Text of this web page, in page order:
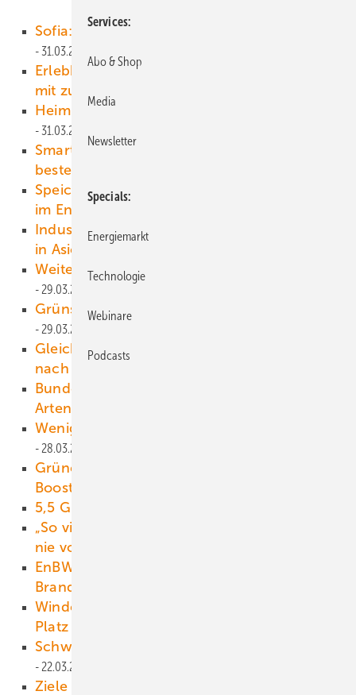
Sofia: erster Rekordturbinen-Park?
31.03.2021
Erlebbare Innovationen – wir nehmen Sie
mit zur Industriemesse!
Heimisches Heizen mit Brennstoffzelle
31.03.2021
Smart Living und Autarkie – wer hat die
besten Lösungen?
Speicherverband fordert Nachbesserungen
im Energiewirtschaftsgesetz
Industrieländer finanzieren Kohlekraftwerke
in Asien
Weiterbetrieb für eine der ersten E-40
29.03.2021
Grünstromüberschüsse nehmen zu
29.03.2021
Gleichstrom-Erdkabel bringt Windstrom
nach NRW
Bundesweit einheitliche Regeln bei
Artenschutz
Wenig Wind und Sonne im ersten Quartal
28.03.2021
Grüne Gemeinden mit Eisspeicher und
Booster
5,5 Gigawatt neu installiert
„So viele Genehmigungen lagen uns noch
nie vor“
EnBW baut zwei förderfreie Solarparks in
Brandenburg
Windenergie: In Niedersachsen ist noch
Platz
Schwimmen und Nichtschwimmen
22.03.2021
Ziele anheben: 6 GW Onshore-Wind und 10
Services
Abo & Shop
Media
Newsletter
Specials
Energiemarkt
Technologie
Webinare
Podcasts